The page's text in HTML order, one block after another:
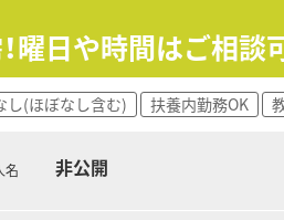
剤師様の成長をしっかり支えてく
いらっしゃるママさん薬剤師も
用できますので、ご家族様との
入しており、調剤業務の効率化
れている方
をイメージされている方
曜日や時間はご相
し(ほぼなし含む) 扶養内勤務OK
名 非公開